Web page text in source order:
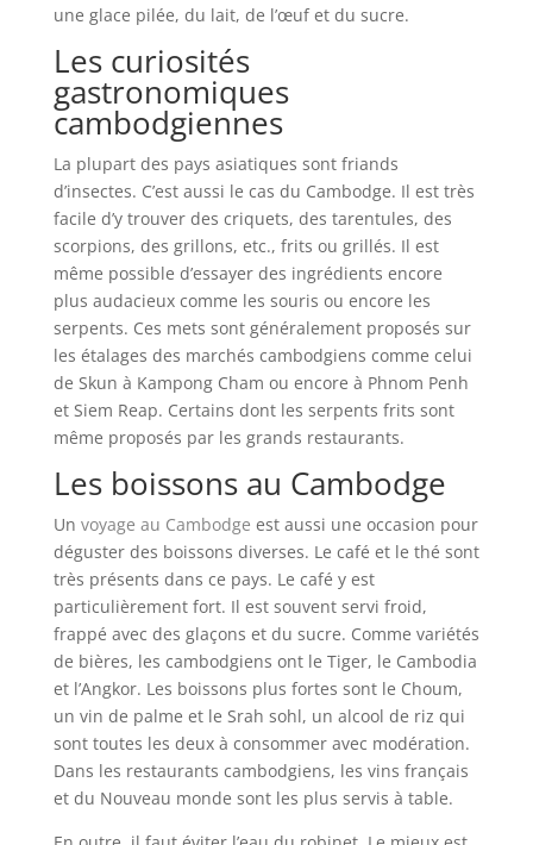
une glace pilée, du lait, de l’œuf et du sucre.
Les curiosités
gastronomiques
cambodgiennes
La plupart des pays asiatiques sont friands
d’insectes. C’est aussi le cas du Cambodge. Il est très
facile d’y trouver des criquets, des tarentules, des
scorpions, des grillons, etc., frits ou grillés. Il est
même possible d’essayer des ingrédients encore
plus audacieux comme les souris ou encore les
serpents. Ces mets sont généralement proposés sur
les étalages des marchés cambodgiens comme celui
de Skun à Kampong Cham ou encore à Phnom Penh
et Siem Reap. Certains dont les serpents frits sont
même proposés par les grands restaurants.
Les boissons au Cambodge
Un voyage au Cambodge est aussi une occasion pour
déguster des boissons diverses. Le café et le thé sont
très présents dans ce pays. Le café y est
particulièrement fort. Il est souvent servi froid,
frappé avec des glaçons et du sucre. Comme variétés
de bières, les cambodgiens ont le Tiger, le Cambodia
et l’Angkor. Les boissons plus fortes sont le Choum,
un vin de palme et le Srah sohl, un alcool de riz qui
sont toutes les deux à consommer avec modération.
Dans les restaurants cambodgiens, les vins français
et du Nouveau monde sont les plus servis à table.